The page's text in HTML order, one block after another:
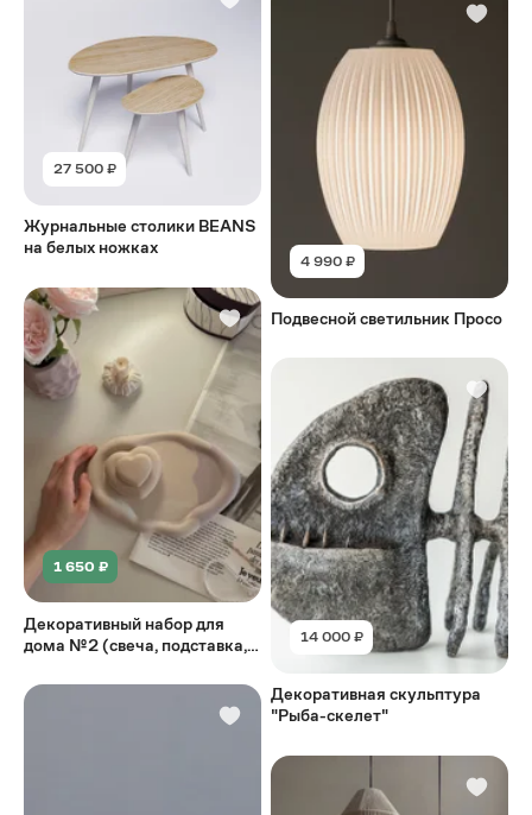
27 500 ₽
Журнальные столики BEANS
на белых ножках
1 650 ₽
Декоративный набор для
дома №2 (свеча, подставка,
4 990 ₽
Подвесной светильник Просо
14 000 ₽
Декоративная скульптура
"Рыба-скелет"